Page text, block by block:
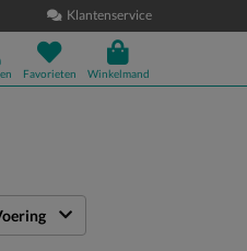
Klantenservice
Favorieten Winkelmand